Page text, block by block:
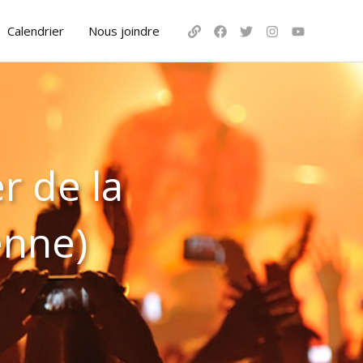
Calendrier Nous joindre
de la